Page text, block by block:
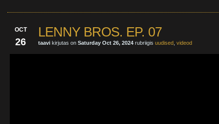
OCT
26
LENNY BROS. EP. 07
taavi kirjutas on Saturday Oct 26, 2024 rubriigis uudised videod